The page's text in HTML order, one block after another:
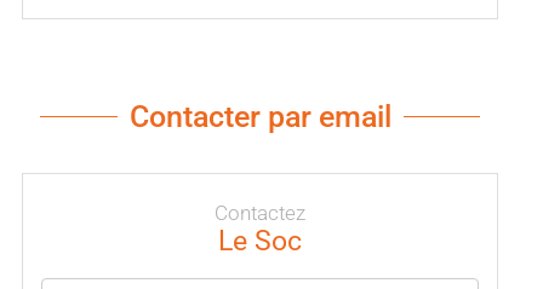
Contacter par email
Contactez
Le Soc